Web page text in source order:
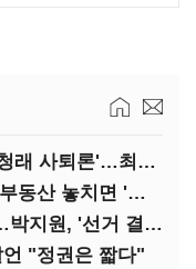
"당권은 짧다" 광주서 터진 '정청래 사퇴론'…최고위 '아수라장'
서울시장 선거의 '경고'…2030·부동산 놓치면 '총선도 대선도' 패배
"지도부 사퇴, 정청래 불출마"…박지원, '선거 결과 책임' 강조
"정권은 짧다"